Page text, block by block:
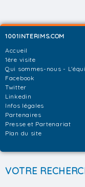
1001INTERIMS.COM
Accueil
1ère visite
Qui sommes-nous -
Facebook
Twitter
Linkedin
Infos légales
Partenaires
Presse et Partenariat
Plan du site
VOTRE